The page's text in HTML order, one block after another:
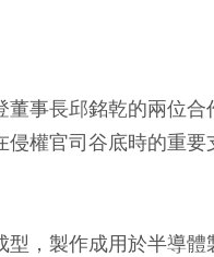
董事長邱銘乾的兩位
權官司谷底時的重要
，製作成用於半導體